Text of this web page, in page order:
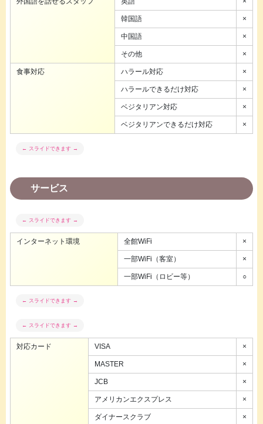
韓国語 ×
中国語 ×
その他 ×
食事対応 ハラール対応 ×
ハラールできるだけ対応 ×
ベジタリアン対応 ×
ベジタリアンできるだけ対応 ×
サービス
インターネット環境 全館WiFi ×
一部WiFi（客室） ×
一部WiFi（ロビー等） ○
対応カード VISA ×
MASTER ×
JCB ×
アメリカンエクスプレス ×
ダイナースクラブ ×